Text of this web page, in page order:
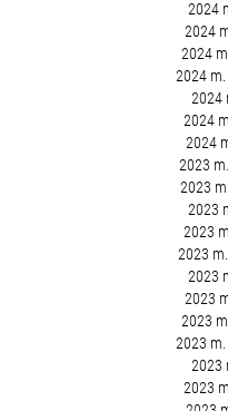
2024
2024
2024
2024 m.
2024
2024
2024
2023
2023
2023
2023
2023
2023
2023
2023
2023 m.
2023
2023